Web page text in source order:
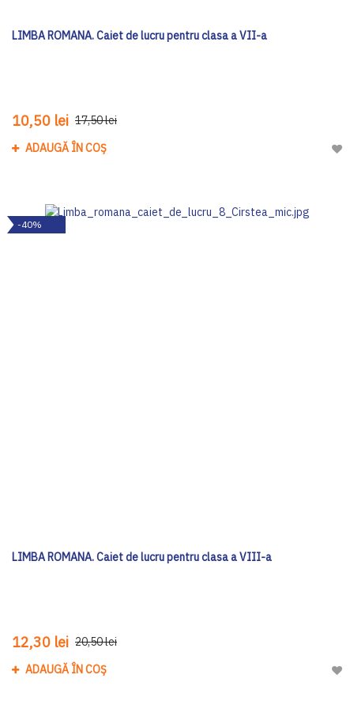
LIMBA ROMANA. Caiet de lucru pentru clasa a VII-a
10,50 lei 17,50 lei
ADAUGĂ ÎN COȘ
-40%
LIMBA ROMANA. Caiet de lucru pentru clasa a VIII-a
12,30 lei 20,50 lei
ADAUGĂ ÎN COȘ